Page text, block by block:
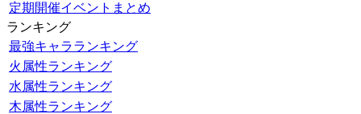
定期開催イベントまとめ
ランキング
最強キャラランキング
火属性ランキング
水属性ランキング
木属性ランキング